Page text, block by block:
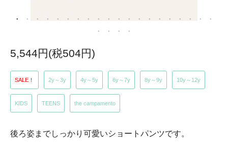
5,544円(税504円)
SALE！ 2y～3y 4y～5y 6y～7y 8y～9y 10y～12y
KIDS TEENS the campamento
後ろ姿までしっかり可愛いショートパンツです。